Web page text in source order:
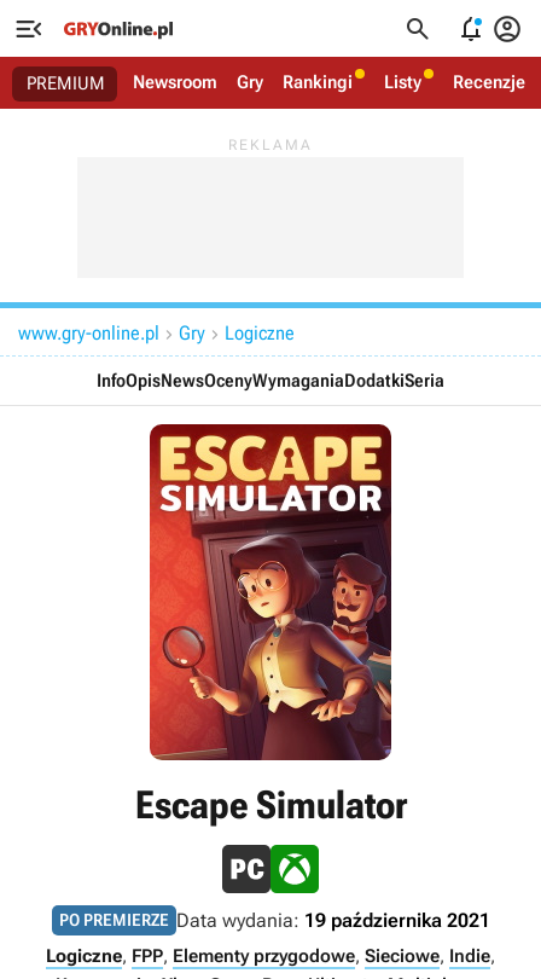
   
PREMIUM Newsroom Gry Rankingi Listy Recenzje
www.gry-online.pl  Gry  Logiczne
InfoOpisNewsOcenyWymaganiaDodatkiSeria
Escape Simulator
PO PREMIERZE Data wydania: 19 października 2021
Logiczne, FPP, Elementy przygodowe, Sieciowe, Indie,